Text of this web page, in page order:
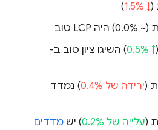
↓ 1.5%
)
~ 0.0%
) היה LCP טוב
↑ 0.5%
) השיגו ציון טוב ב-
ירידה של 0.4%
) נמדד
עלייה של 0.2% ) יש מדדים